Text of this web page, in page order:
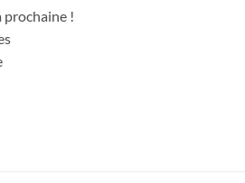
prochaine !